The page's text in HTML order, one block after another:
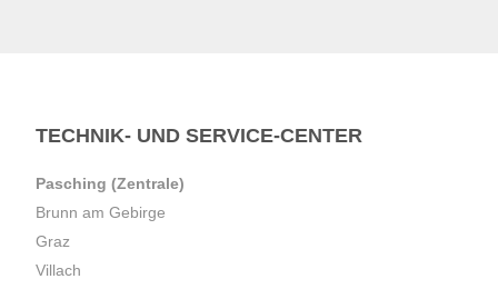
TECHNIK- UND SERVICE-CENTER
Pasching (Zentrale)
Brunn am Gebirge
Graz
Villach